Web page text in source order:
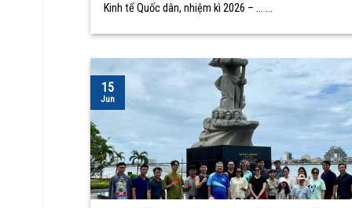
Kinh tế Quốc dân, nhiệm kì 2026 – ... ...
15
Jun